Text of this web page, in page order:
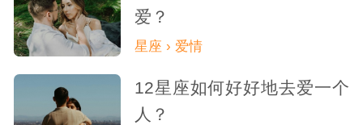
爱？
星座 › 爱情
12星座如何好好地去爱一个
人？